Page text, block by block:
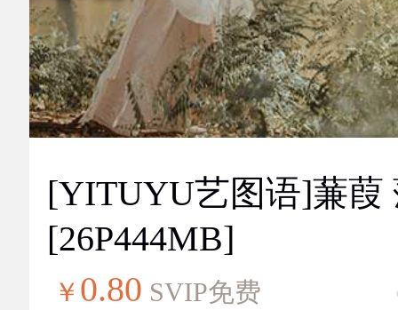
[YITUYU艺图语]蒹葭
[26P444MB]
￥ 0.80 SVIP免费